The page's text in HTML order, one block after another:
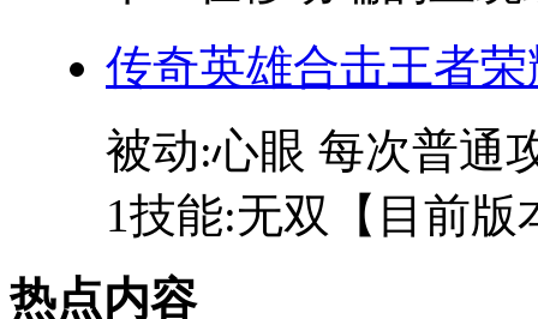
传奇英雄合击王者
被动:心眼 每次普通
1技能:无双【目前
热点内容